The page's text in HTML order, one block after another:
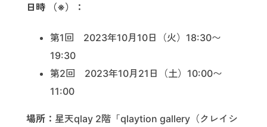
日時 （※）：
第1回 2023年10月10日（火）18:30〜
19:30
第2回 2023年10月21日（土）10:00〜
11:00
場所： 星天qlay 2階「qlaytion gallery（クレイシ